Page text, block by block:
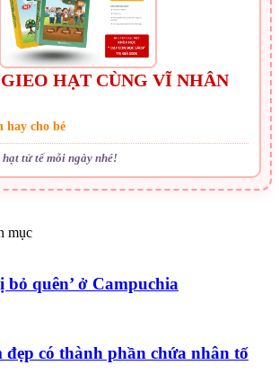
HẠT CÙNG VĨ NHÂN
hay cho bé
tử tế mỗi ngày nhé!
mục
bỏ quên’ ở Campuchia
đẹp có thành phần chứa nhân tố